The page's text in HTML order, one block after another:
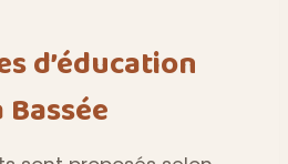
d’éducation